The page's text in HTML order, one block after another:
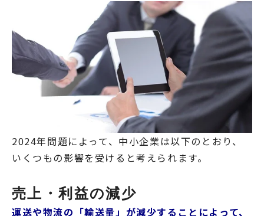
2024年問題によって、中小企業は以下のとおり、
いくつもの影響を受けると考えられます。
売上・利益の減少
運送や物流の「輸送量」が減少することによって、